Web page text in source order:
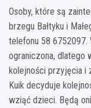
Osoby, które są
brzegu Bałtyku i
telefonu 58
ograniczona, dlatego
kolejności przyjęcia i
Kuik decyduje
wziąć dzieci. Będą